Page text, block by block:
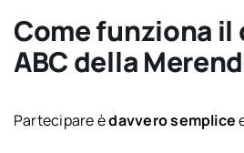
Come funziona il
ABC della
Partecipare èdavvero semplice